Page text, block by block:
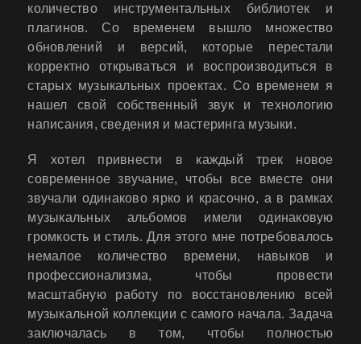
количество инструментальных библиотек и
плагинов. Со временем вышло множество
обновлений и версий, которые перестали
корректно открываться и воспроизводиться в
старых музыкальных проектах. Со временем я
нашел свой собственный звук и технологию
написания, сведения и мастеринга музыки.
Я хотел привнести в каждый трек новое
современное звучание, чтобы все вместе они
звучали одинаково ярко и красочно, а в рамках
музыкальных альбомов имели одинаковую
громкость и стиль. Для этого мне потребовалось
немалое количество времени, навыков и
профессионализма, чтобы провести
масштабную работу по восстановлению всей
музыкальной коллекции с самого начала. Задача
заключалась в том, чтобы полностью